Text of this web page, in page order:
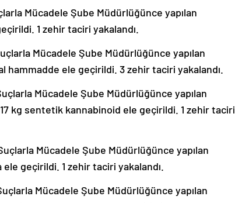
Mücadele Şube Müdürlüğünce yapılan
1 zehir taciri yakalandı.
Mücadele Şube Müdürlüğünce yapılan
hammadde ele geçirildi. 3 zehir taciri yakalandı.
Mücadele Şube Müdürlüğünce yapılan
kg sentetik kannabinoid ele geçirildi. 1 zehir taciri
Mücadele Şube Müdürlüğünce yapılan
geçirildi. 1 zehir taciri yakalandı.
Mücadele Şube Müdürlüğünce yapılan